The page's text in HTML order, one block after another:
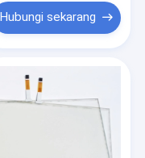
Hubungi sekarang